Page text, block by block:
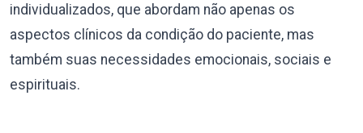
individualizados, que abordam não apenas os
aspectos clínicos da condição do paciente, mas
também suas necessidades emocionais, sociais e
espirituais.